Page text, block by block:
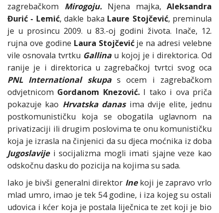
zagrebačkom Mirogoju. Njena majka, Aleksandra
Đurić - Lemić, dakle baka Laure Stojčević, preminula
je u prosincu 2009. u 83.-oj godini života. Inače, 12.
rujna ove godine Laura Stojčević je na adresi velebne
vile osnovala tvrtku Gallinau kojoj je i direktorica. Od
ranije je i direktorica u zagrebačkoj tvrtci svog oca
PNL International skupas ocem i zagrebačkom
odvjetnicom Gordanom Knezović.I tako i ova priča
pokazuje kao Hrvatska danas ima dvije elite, jednu
postkomunističku koja se obogatila uglavnom na
privatizaciji ili drugim poslovima te onu komunističku
koja je izrasla na činjenici da su djeca moćnika iz doba
Jugoslavijei socijalizma mogli imati sjajne veze kao
odskočnu dasku do pozicija na kojima su sada.
Iako je bivši generalni direktor Inekoji je zapravo vrlo
mlad umro, imao je tek 54 godine, i iza kojeg su ostali
udovica i kćer koja je postala liječnica te zet koji je bio